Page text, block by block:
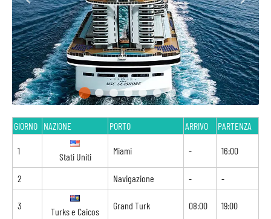
GIORNO NAZIONE PORTO ARRIVO PARTENZA
1
Stati Uniti
Miami - 16:00
2 Navigazione - -
3
Turks e Caicos
Grand Turk 08:00 19:00